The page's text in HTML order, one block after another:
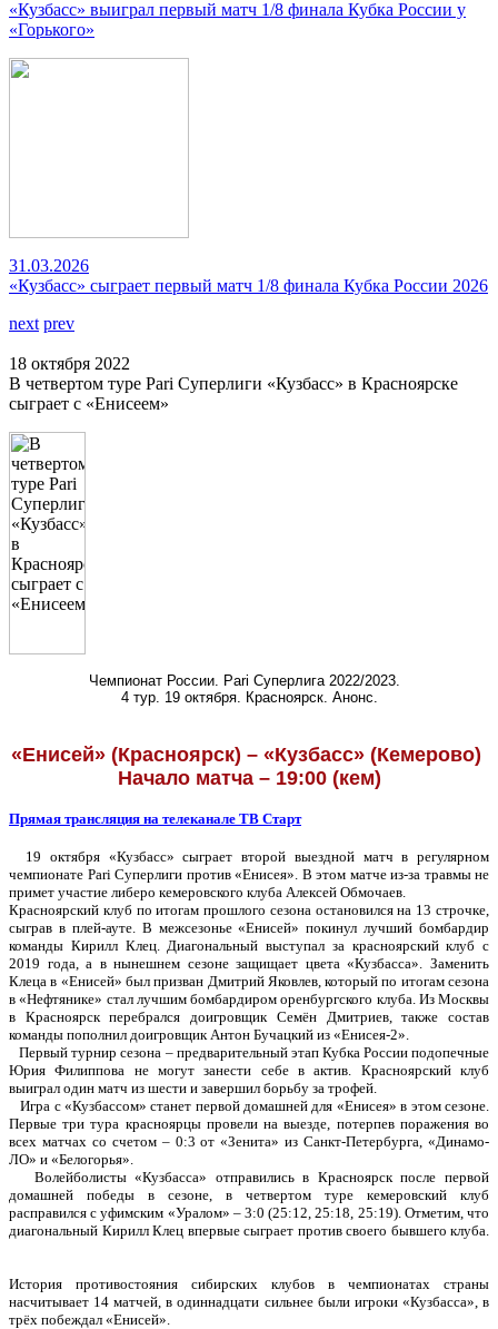
«Кузбасс» выиграл первый матч 1/8 финала Кубка России у
«Горького»
31.03.2026
«Кузбасс» сыграет первый матч 1/8 финала Кубка России 2026
next prev
18 октября 2022
В четвертом туре Pari Суперлиги «Кузбасс» в Красноярске
сыграет с «Енисеем»
Чемпионат России. Pari Суперлига 2022/2023.
4 тур. 19 октября. Красноярск. Анонс.
«Енисей» (Красноярск) – «Кузбасс» (Кемерово)
Начало матча – 19:00 (кем)
Прямая трансляция на телеканале ТВ Старт
19 октября «Кузбасс» сыграет второй выездной матч в регулярном
чемпионате Pari Суперлиги против «Енисея». В этом матче из-за травмы не
примет участие либеро кемеровского клуба Алексей Обмочаев.
Красноярский клуб по итогам прошлого сезона остановился на 13 строчке,
сыграв в плей-ауте. В межсезонье «Енисей» покинул лучший бомбардир
команды Кирилл Клец. Диагональный выступал за красноярский клуб с
2019 года, а в нынешнем сезоне защищает цвета «Кузбасса». Заменить
Клеца в «Енисей» был призван Дмитрий Яковлев, который по итогам сезона
в «Нефтянике» стал лучшим бомбардиром оренбургского клуба. Из Москвы
в Красноярск перебрался доигровщик Семён Дмитриев, также состав
команды пополнил доигровщик Антон Бучацкий из «Енисея-2».
Первый турнир сезона – предварительный этап Кубка России подопечные
Юрия Филиппова не могут занести себе в актив. Красноярский клуб
выиграл один матч из шести и завершил борьбу за трофей.
Игра с «Кузбассом» станет первой домашней для «Енисея» в этом сезоне.
Первые три тура красноярцы провели на выезде, потерпев поражения во
всех матчах со счетом – 0:3 от «Зенита» из Санкт-Петербурга, «Динамо-
ЛО» и «Белогорья».
Волейболисты «Кузбасса» отправились в Красноярск после первой
домашней победы в сезоне, в четвертом туре кемеровский клуб
расправился с уфимским «Уралом» – 3:0 (25:12, 25:18, 25:19). Отметим, что
диагональный Кирилл Клец впервые сыграет против своего бывшего клуба.
История противостояния сибирских клубов в чемпионатах страны
насчитывает 14 матчей, в одиннадцати сильнее были игроки «Кузбасса», в
трёх побеждал «Енисей».